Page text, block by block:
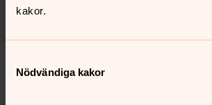
kakor.
Nödvändiga kakor
Kyrkor och mötesplatser